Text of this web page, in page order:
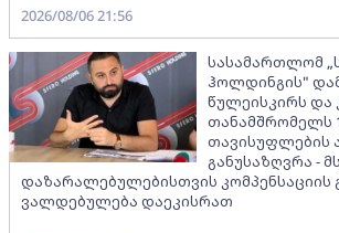
2026/08/06 21:56
სასამართლომ
ჰოლდინგის"
წულეისკირს და
თანამშრომელს
თავისუფლების
განუსაზღვრა -
დაზარალებულებისთვის კომპენსაციის
ვალდებულება დაეკისრათ